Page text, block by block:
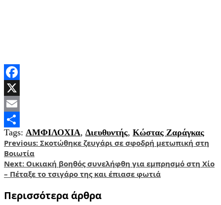
Facebook
X
Email
Share
Tags: ΑΜΦΙΛΟΧΙΑ, Διευθυντής, Κώστας Ζαράγκας
Post
navigation
Previous: Σκοτώθηκε ζευγάρι σε σφοδρή μετωπική στη
Βοιωτία
Next: Oικιακή βοηθός συνελήφθη για εμπρησμό στη Χίο
– Πέταξε το τσιγάρο της και έπιασε φωτιά
Περισσότερα άρθρα